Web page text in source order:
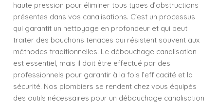
haute pression pour éliminer tous types d’obstructions
présentes dans vos canalisations. C'est un processus
qui garantit un nettoyage en profondeur et qui peut
traiter des bouchons tenaces qui résistent souvent aux
méthodes traditionnelles. Le débouchage canalisation
est essentiel, mais il doit être effectué par des
professionnels pour garantir à la fois l’efficacité et la
sécurité. Nos plombiers se rendent chez vous équipés
des outils nécessaires pour un débouchage canalisation